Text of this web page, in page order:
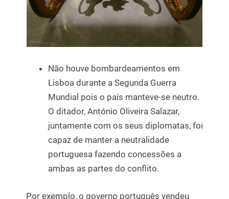
Não houve bombardeamentos em
Lisboa durante a Segunda Guerra
Mundial pois o país manteve-se neutro.
O ditador, António Oliveira Salazar,
juntamente com os seus diplomatas, foi
capaz de manter a neutralidade
portuguesa fazendo concessões a
ambas as partes do conflito.
Por exemplo, o governo português vendeu